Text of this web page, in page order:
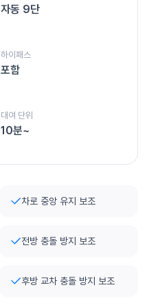
자동 9단
하이패스
포함
대여 단위
10분~
차로 중앙 유지 보조
전방 충돌 방지 보조
후방 교차 충돌 방지 보조